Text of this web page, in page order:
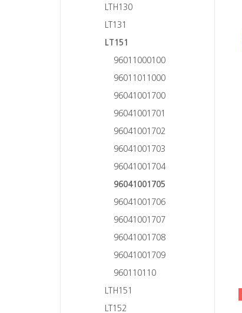
LTH130
LT131
LT151
96011000100
96011011000
96041001700
96041001701
96041001702
96041001703
96041001704
96041001705
96041001706
96041001707
96041001708
96041001709
960110110
LTH151
LT152